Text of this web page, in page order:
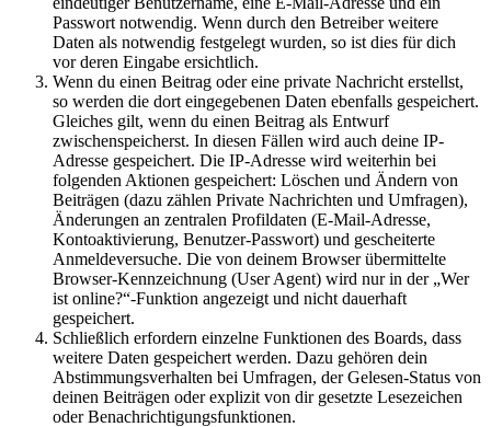
Passwort notwendig. Wenn durch den Betreiber weitere
Daten als notwendig festgelegt wurden, so ist dies für dich
vor deren Eingabe ersichtlich.
Wenn du einen Beitrag oder eine private Nachricht erstellst,
so werden die dort eingegebenen Daten ebenfalls gespeichert.
Gleiches gilt, wenn du einen Beitrag als Entwurf
zwischenspeicherst. In diesen Fällen wird auch deine IP-
Adresse gespeichert. Die IP-Adresse wird weiterhin bei
folgenden Aktionen gespeichert: Löschen und Ändern von
Beiträgen (dazu zählen Private Nachrichten und Umfragen),
Änderungen an zentralen Profildaten (E-Mail-Adresse,
Kontoaktivierung, Benutzer-Passwort) und gescheiterte
Anmeldeversuche. Die von deinem Browser übermittelte
Browser-Kennzeichnung (User Agent) wird nur in der „Wer
ist online?“-Funktion angezeigt und nicht dauerhaft
gespeichert.
Schließlich erfordern einzelne Funktionen des Boards, dass
weitere Daten gespeichert werden. Dazu gehören dein
Abstimmungsverhalten bei Umfragen, der Gelesen-Status von
deinen Beiträgen oder explizit von dir gesetzte Lesezeichen
oder Benachrichtigungsfunktionen.